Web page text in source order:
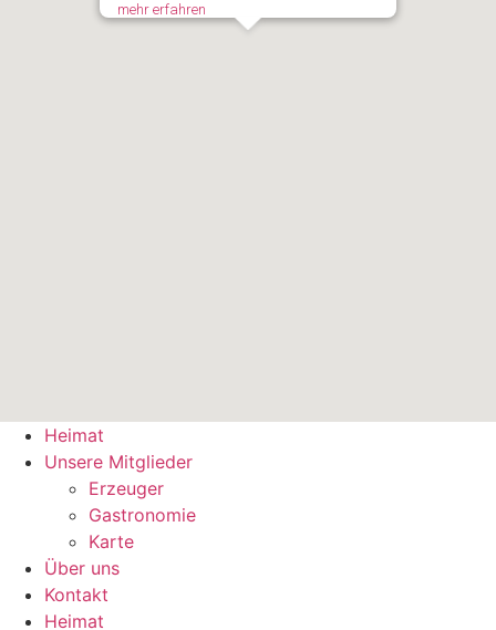
mehr erfahren
Heimat
Unsere Mitglieder
Erzeuger
Gastronomie
Karte
Über uns
Kontakt
Heimat